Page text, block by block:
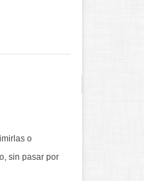
o
sin pasar por